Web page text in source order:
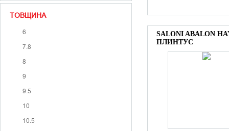
ТОВЩИНА
6
7.8
8
9
9.5
10
10.5
SALONI ABALON
ПЛИНТУС